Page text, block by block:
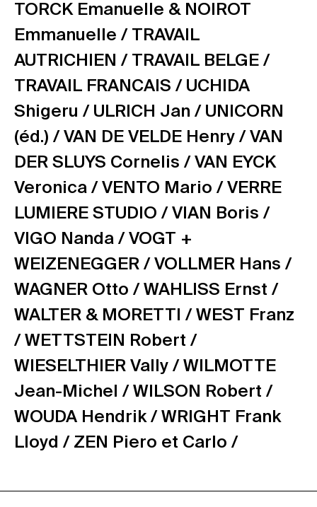
TORCK Emanuelle & NOIROT
Emmanuelle / TRAVAIL
AUTRICHIEN / TRAVAIL BELGE /
TRAVAIL FRANCAIS / UCHIDA
Shigeru / ULRICH Jan / UNICORN
(éd.) / VAN DE VELDE Henry / VAN
DER SLUYS Cornelis / VAN EYCK
Veronica / VENTO Mario / VERRE
LUMIERE STUDIO / VIAN Boris /
VIGO Nanda / VOGT +
WEIZENEGGER / VOLLMER Hans /
WAGNER Otto / WAHLISS Ernst /
WALTER & MORETTI / WEST Franz
/ WETTSTEIN Robert /
WIESELTHIER Vally / WILMOTTE
Jean-Michel / WILSON Robert /
WOUDA Hendrik / WRIGHT Frank
Lloyd / ZEN Piero et Carlo /